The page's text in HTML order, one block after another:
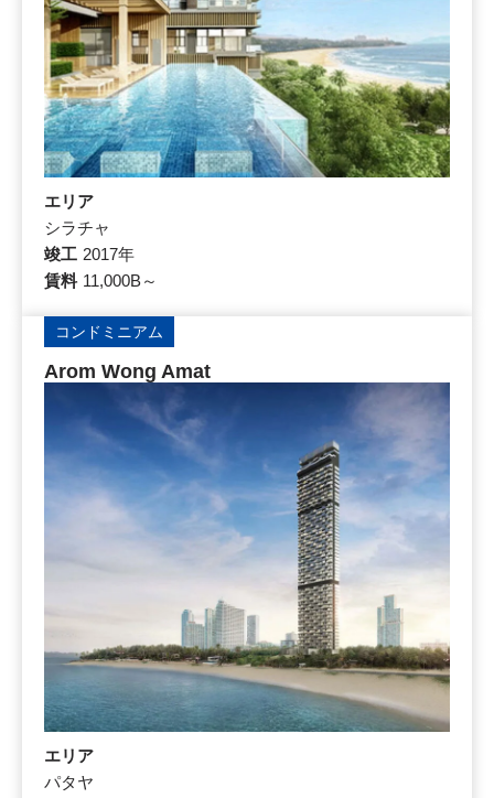
エリア
シラチャ
竣工 2017年
賃料 11,000B～
コンドミニアム
Arom Wong Amat
エリア
パタヤ